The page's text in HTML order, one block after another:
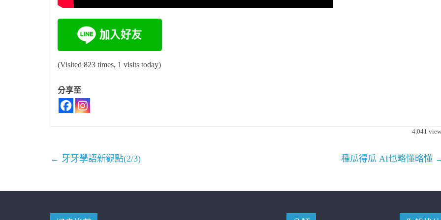
(Visited 823 times, 1 visits today)
分享至
4,041
← 牙牙學語新觀點(2/3) 種瓜得瓜 AI也略懂略懂